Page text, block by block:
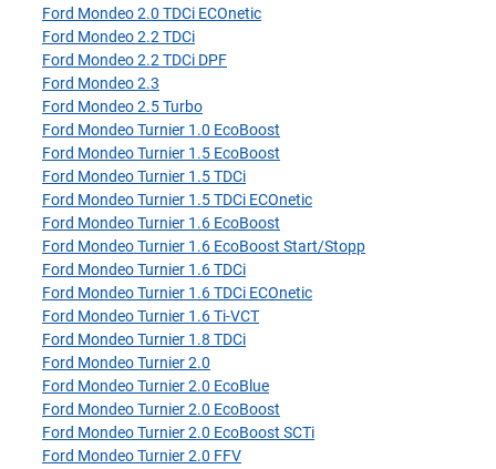
Ford Mondeo 2.0 TDCi ECOnetic
Ford Mondeo 2.2 TDCi
Ford Mondeo 2.2 TDCi DPF
Ford Mondeo 2.3
Ford Mondeo 2.5 Turbo
Ford Mondeo Turnier 1.0 EcoBoost
Ford Mondeo Turnier 1.5 EcoBoost
Ford Mondeo Turnier 1.5 TDCi
Ford Mondeo Turnier 1.5 TDCi ECOnetic
Ford Mondeo Turnier 1.6 EcoBoost
Ford Mondeo Turnier 1.6 EcoBoost Start/Stopp
Ford Mondeo Turnier 1.6 TDCi
Ford Mondeo Turnier 1.6 TDCi ECOnetic
Ford Mondeo Turnier 1.6 Ti-VCT
Ford Mondeo Turnier 1.8 TDCi
Ford Mondeo Turnier 2.0
Ford Mondeo Turnier 2.0 EcoBlue
Ford Mondeo Turnier 2.0 EcoBoost
Ford Mondeo Turnier 2.0 EcoBoost SCTi
Ford Mondeo Turnier 2.0 FFV